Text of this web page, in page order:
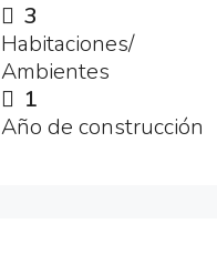
3
Habitaciones/
Ambientes
1
Año de construcción